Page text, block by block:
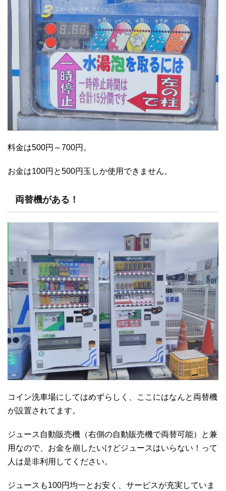
料金は500円～700円。
お金は100円と500円玉しか使用できません。
両替機がある！
コイン洗車場にしてはめずらしく、ここにはなんと両替機
が設置されてます。
ジュース自動販売機（右側の自動販売機で両替可能）と兼
用なので、お金を崩したいけどジュースはいらない！って
人は是非利用してください。
ジュースも100円均一とお安く、サービスが充実していま